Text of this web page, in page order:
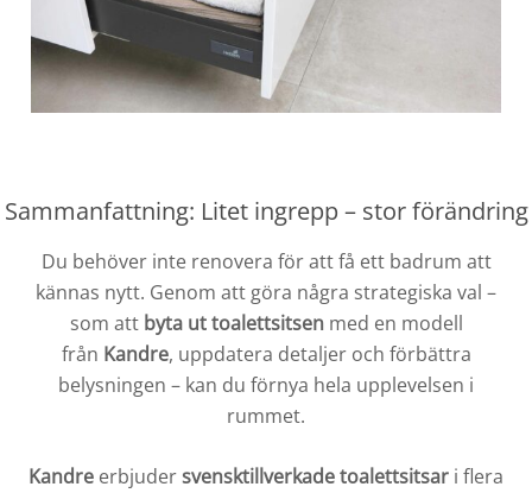
Sammanfattning: Litet ingrepp – stor förändring
Du behöver inte renovera för att få ett badrum att
kännas nytt. Genom att göra några strategiska val –
som att byta ut toalettsitsenmed en modell
från Kandre, uppdatera detaljer och förbättra
belysningen – kan du förnya hela upplevelsen i
rummet.
Kandre erbjudersvensktillverkade toalettsitsar i flera